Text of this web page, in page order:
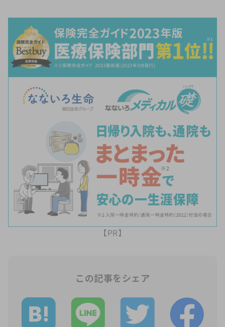
【PR】
この記事をシェア